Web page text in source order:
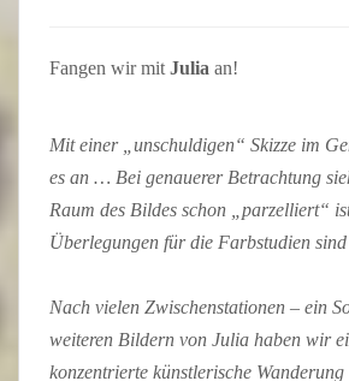
Fangen wir mit Julia an!
Mit einer „unschuldigen“ Skizze im
es an … Bei genauerer Betrachtung
Raum des Bildes schon „parzelliert“
Überlegungen für die Farbstudien
Nach vielen Zwischenstationen – ein
weiteren Bildern von Julia haben wir
konzentrierte künstlerische